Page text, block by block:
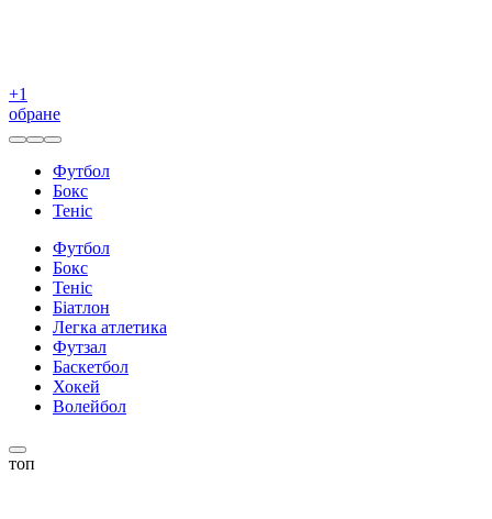
+1
обране
Футбол
Бокс
Теніс
Футбол
Бокс
Теніс
Біатлон
Легка атлетика
Футзал
Баскетбол
Хокей
Волейбол
топ